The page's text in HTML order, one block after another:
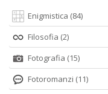
Enigmistica (84)
Filosofia (2)
Fotografia (15)
Fotoromanzi (11)